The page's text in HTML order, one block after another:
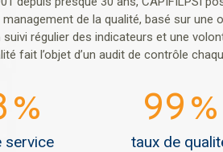
de la qualité, basé sur
régulier des indicateurs et une
fait l’objet d’un audit de contrôle
%
service
99%
taux de